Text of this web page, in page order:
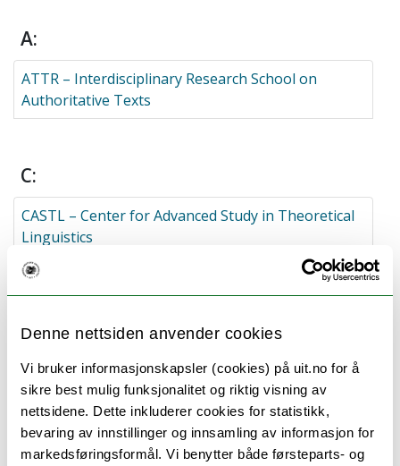
Denne nettsiden anvender cookies
Vi bruker informasjonskapsler (cookies) på uit.no for å
sikre best mulig funksjonalitet og riktig visning av
nettsidene. Dette inkluderer cookies for statistikk,
bevaring av innstillinger og innsamling av informasjon for
markedsføringsformål. Vi benytter både førsteparts- og
A:
ATTR – Interdisciplinary Research School on
Authoritative Texts
C:
CASTL – Center for Advanced Study in Theoretical
Linguistics
Graduate School in Archaeology
N: